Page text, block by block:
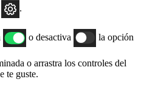
.
o desactiva
la opción
o arrastra los controles del
te guste.